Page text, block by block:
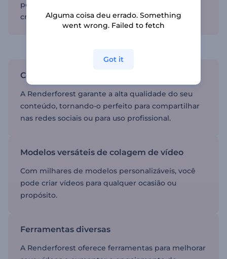
permitindo que você se concentre na parte
criativa em vez de começar do zero.
Colagens de vídeo de alta qualidade
A Renderforest garante a alta qualidade do seu
conteúdo, tornando-o perfeito para compartilhar
nas redes sociais ou para uso profissional.
Modelos versáteis de colagem de vídeo
Com milhares de modelos personalizáveis, você
pode criar vídeos para qualquer ocasião ou
propósito.
Ferramentas diversas
A Renderforest oferece ferramentas para melhorar
Alguma coisa deu errado. Something
went wrong. Failed to fetch
Got it